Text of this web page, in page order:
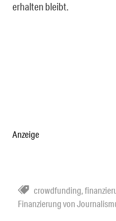
erhalten bleibt.
Anzeige
crowdfunding,
Finanzierung von